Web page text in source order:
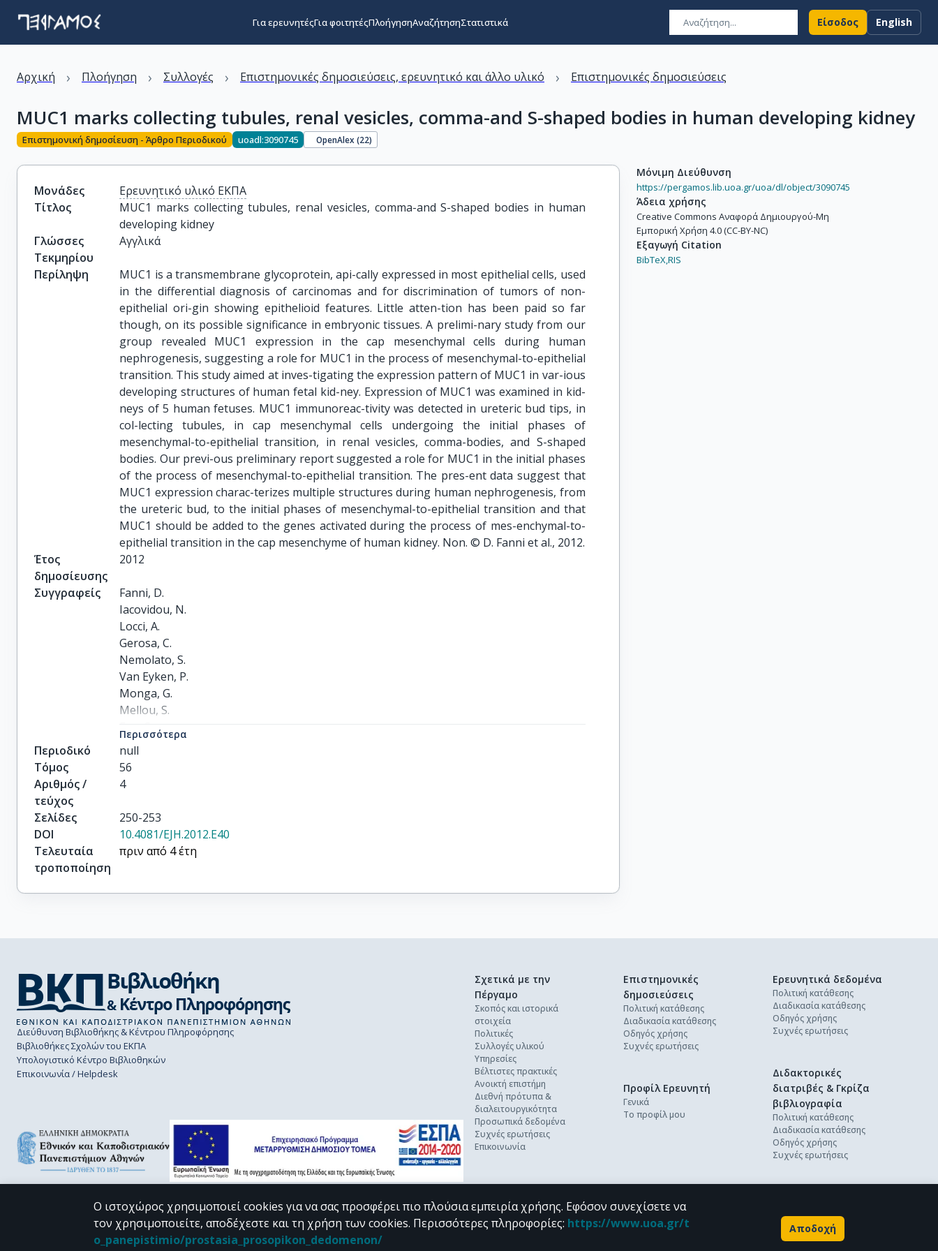
Για ερευνητέςΓια φοιτητέςΠλοήγησηΑναζήτησηΣτατιστικά Είσοδος English
Αρχική › Πλοήγηση › Συλλογές › Επιστημονικές δημοσιεύσεις, ερευνητικό και άλλο υλικό › Επιστημονικές δημοσιεύσεις
MUC1 marks collecting tubules, renal vesicles, comma-and S-shaped bodies in human developing kidney
Επιστημονική δημοσίευση - Άρθρο Περιοδικού uoadl:3090745 OpenAlex (22)
Μονάδες
Ερευνητικό υλικό ΕΚΠΑ
Τίτλος
MUC1 marks collecting tubules, renal vesicles, comma-and S-shaped bodies in human
developing kidney
Γλώσσες
Τεκμηρίου
Αγγλικά
Περίληψη
MUC1 is a transmembrane glycoprotein, api-cally expressed in most epithelial cells, used
in the differential diagnosis of carcinomas and for discrimination of tumors of non-
epithelial ori-gin showing epithelioid features. Little atten-tion has been paid so far
though, on its possible significance in embryonic tissues. A prelimi-nary study from our
group revealed MUC1 expression in the cap mesenchymal cells during human
nephrogenesis, suggesting a role for MUC1 in the process of mesenchymal-to-epithelial
transition. This study aimed at inves-tigating the expression pattern of MUC1 in var-ious
developing structures of human fetal kid-ney. Expression of MUC1 was examined in kid-
neys of 5 human fetuses. MUC1 immunoreac-tivity was detected in ureteric bud tips, in
col-lecting tubules, in cap mesenchymal cells undergoing the initial phases of
mesenchymal-to-epithelial transition, in renal vesicles, comma-bodies, and S-shaped
bodies. Our previ-ous preliminary report suggested a role for MUC1 in the initial phases
of the process of mesenchymal-to-epithelial transition. The pres-ent data suggest that
MUC1 expression charac-terizes multiple structures during human nephrogenesis, from
the ureteric bud, to the initial phases of mesenchymal-to-epithelial transition and that
MUC1 should be added to the genes activated during the process of mes-enchymal-to-
epithelial transition in the cap mesenchyme of human kidney. Non. © D. Fanni et al., 2012.
Έτος
δημοσίευσης
2012
Συγγραφείς
Fanni, D.
Iacovidou, N.
Locci, A.
Gerosa, C.
Nemolato, S.
Van Eyken, P.
Monga, G.
Mellou, S.
Fanos, V.
Περισσότερα
Περιοδικό
null
Τόμος
56
Αριθμός /
τεύχος
4
Σελίδες
250-253
DOI
10.4081/EJH.2012.E40
Τελευταία
τροποποίηση
πριν από 4 έτη
Μόνιμη Διεύθυνση
https://pergamos.lib.uoa.gr/uoa/dl/object/3090745
Άδεια χρήσης
Creative Commons Αναφορά Δημιουργού-Μη
Εμπορική Χρήση 4.0 (CC-BY-NC)
Εξαγωγή Citation
BibTeX,RIS
Διεύθυνση Βιβλιοθήκης & Κέντρου Πληροφόρησης
Βιβλιοθήκες Σχολών του ΕΚΠΑ
Υπολογιστικό Κέντρο Βιβλιοθηκών
Επικοινωνία / Helpdesk
Σχετικά με την
Πέργαμο
Σκοπός και ιστορικά
στοιχεία
Πολιτικές
Συλλογές υλικού
Υπηρεσίες
Βέλτιστες πρακτικές
Ανοικτή επιστήμη
Διεθνή πρότυπα &
διαλειτουργικότητα
Προσωπικά δεδομένα
Συχνές ερωτήσεις
Επικοινωνία
Επιστημονικές
δημοσιεύσεις
Πολιτική κατάθεσης
Διαδικασία κατάθεσης
Οδηγός χρήσης
Συχνές ερωτήσεις
Ερευνητικά δεδομένα
Πολιτική κατάθεσης
Διαδικασία κατάθεσης
Οδηγός χρήσης
Συχνές ερωτήσεις
Διδακτορικές
διατριβές & Γκρίζα
βιβλιογραφία
Πολιτική κατάθεσης
Διαδικασία κατάθεσης
Οδηγός χρήσης
Συχνές ερωτήσεις
Προφίλ Ερευνητή
Γενικά
Το προφίλ μου
CC BY-NC 4.0
Ο ιστοχώρος χρησιμοποιεί cookies για να σας προσφέρει πιο πλούσια εμπειρία χρήσης. Εφόσον συνεχίσετε να
τον χρησιμοποιείτε, αποδέχεστε και τη χρήση των cookies. Περισσότερες πληροφορίες: https://www.uoa.gr/t
o_panepistimio/prostasia_prosopikon_dedomenon/
Αποδοχή